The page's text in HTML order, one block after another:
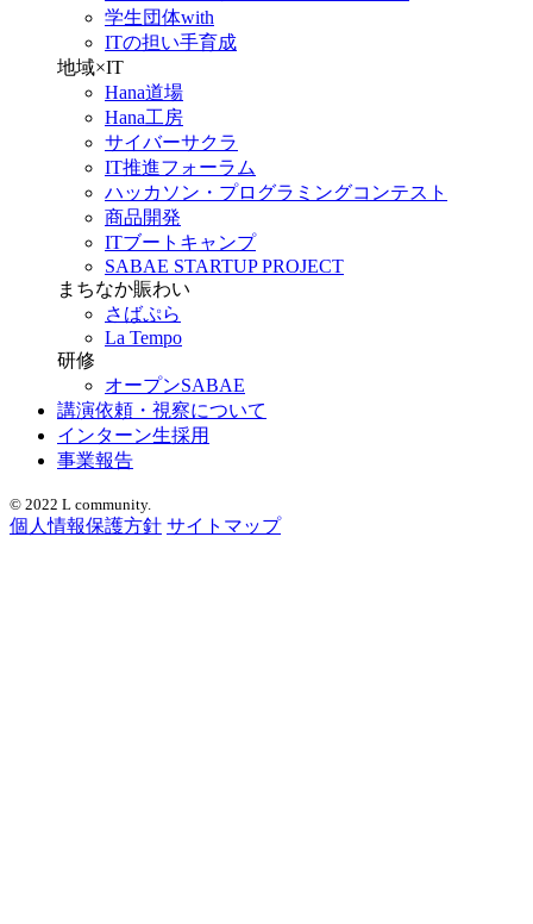
学生団体with
ITの担い手育成
地域×IT
Hana道場
Hana工房
サイバーサクラ
IT推進フォーラム
ハッカソン・プログラミングコンテスト
商品開発
ITブートキャンプ
SABAE STARTUP PROJECT
まちなか賑わい
さばぷら
La Tempo
研修
オープンSABAE
講演依頼・視察について
インターン生採用
事業報告
© 2022 L community.
個人情報保護方針 サイトマップ